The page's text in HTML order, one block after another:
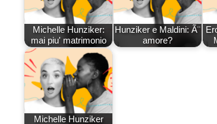
Michelle Hunziker:
mai piu' matrimonio
Hunziker e Maldini: Ã¨
amore?
Michelle Hunziker